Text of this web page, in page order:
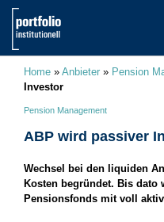
Home » Anbieter » Pension
Investor
Pension Management
ABP wird passiver
Wechsel bei den liquiden
Kosten begründet. Bis dato
Pensionsfonds mit voll